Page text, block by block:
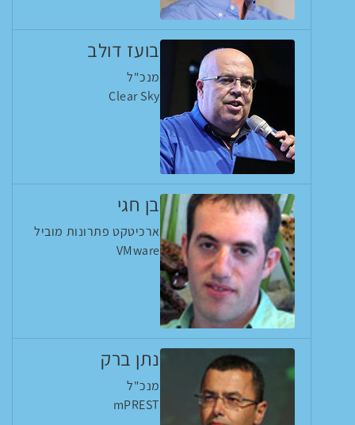
בועז דולב
מנכ"ל
Clear Sky
בן חגי
ארכיטקט פתרונות מוביל
VMware
נתן ברק
מנכ"ל
mPREST